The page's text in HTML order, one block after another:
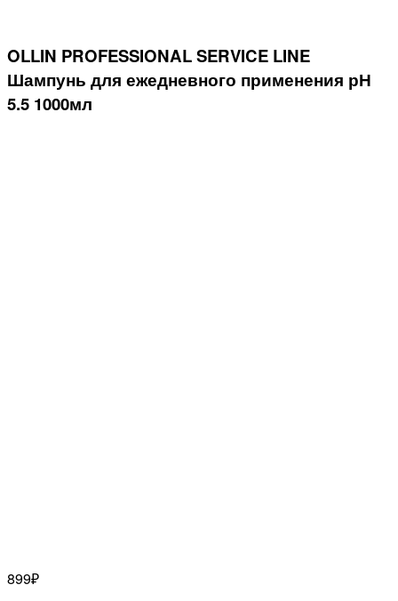
OLLIN PROFESSIONAL SERVICE LINE
Шампунь для ежедневного применения рН
5.5 1000мл
899₽